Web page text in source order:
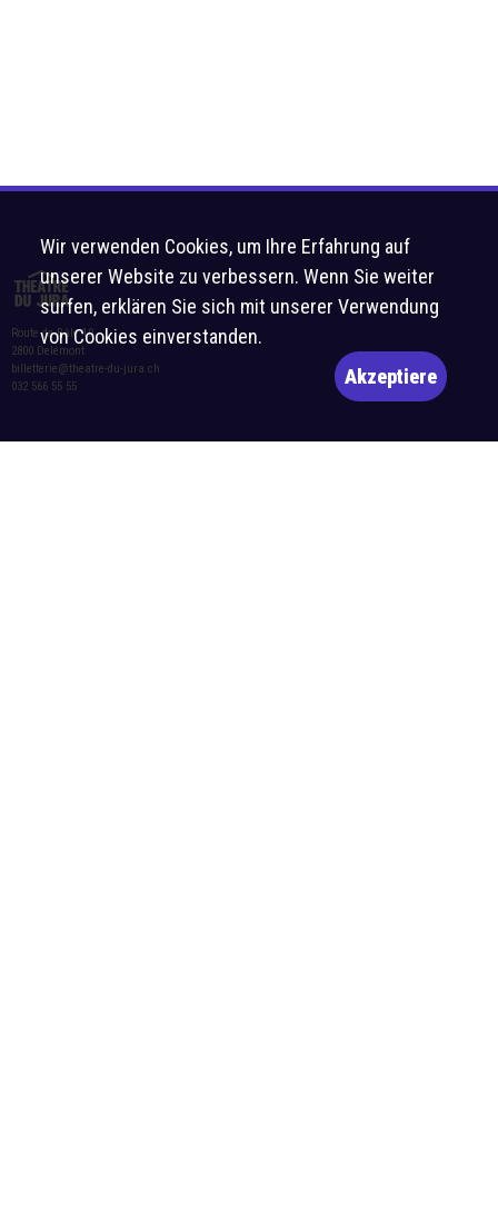
Route de Bâle 10
2800 Delémont
billetterie@theatre-du-jura.ch
032 566 55 55
Wir verwenden Cookies, um Ihre Erfahrung auf
unserer Website zu verbessern. Wenn Sie weiter
surfen, erklären Sie sich mit unserer Verwendung
von Cookies einverstanden.
Akzeptiere